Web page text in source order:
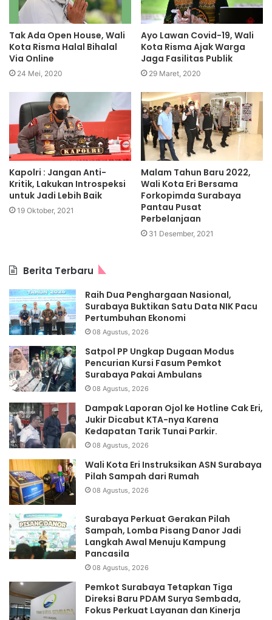
Tak Ada Open House, Wali
Kota Risma Halal Bihalal
Via Online
24 Mei, 2020
Ayo Lawan Covid-19, Wali
Kota Risma Ajak Warga
Jaga Fasilitas Publik
29 Maret, 2020
Kapolri : Jangan Anti-
Kritik, Lakukan Introspeksi
untuk Jadi Lebih Baik
19 Oktober, 2021
Malam Tahun Baru 2022,
Wali Kota Eri Bersama
Forkopimda Surabaya
Pantau Pusat
Perbelanjaan
31 Desember, 2021
Berita Terbaru
Raih Dua Penghargaan Nasional,
Surabaya Buktikan Satu Data NIK Pacu
Pertumbuhan Ekonomi
08 Agustus, 2026
Satpol PP Ungkap Dugaan Modus
Pencurian Kursi Fasum Pemkot
Surabaya Pakai Ambulans
08 Agustus, 2026
Dampak Laporan Ojol ke Hotline Cak Eri,
Jukir Dicabut KTA-nya Karena
Kedapatan Tarik Tunai Parkir.
08 Agustus, 2026
Wali Kota Eri Instruksikan ASN Surabaya
Pilah Sampah dari Rumah
08 Agustus, 2026
Surabaya Perkuat Gerakan Pilah
Sampah, Lomba Pisang Danor Jadi
Langkah Awal Menuju Kampung
Pancasila
08 Agustus, 2026
Pemkot Surabaya Tetapkan Tiga
Direksi Baru PDAM Surya Sembada,
Fokus Perkuat Layanan dan Kinerja